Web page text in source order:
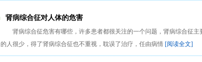
肾病综合征对人体的危害
肾病综合征危害有哪些，许多患者都很关注的一个问题，肾病综合征
的人很少，得了肾病综合征也不重视，耽误了治疗，任由病情 [阅读全文]